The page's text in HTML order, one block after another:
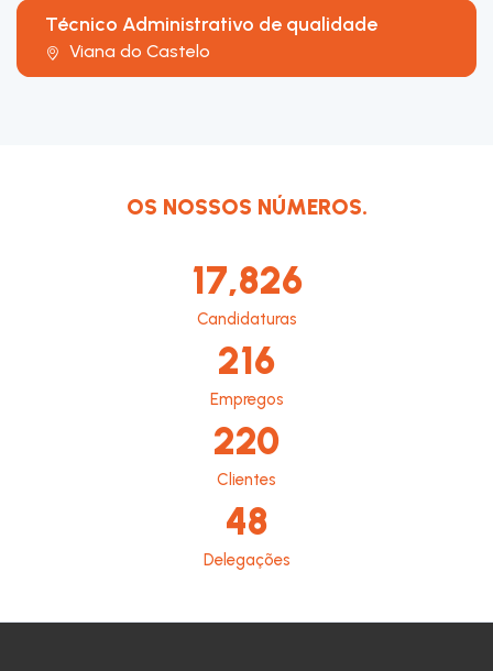
Técnico Administrativo de qualidade
Viana do Castelo
OS NOSSOS NÚMEROS.
17,826
Candidaturas
216
Empregos
220
Clientes
48
Delegações